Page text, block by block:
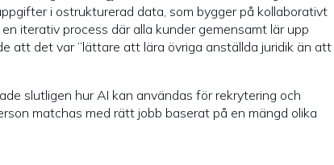
i ostrukturerad data, som bygger på kollaborativt
iterativ process där alla kunder gemensamt lär upp
att det var ”lättare att lära övriga anställda juridik än att
slutligen hur AI kan användas för rekrytering och
matchas med rätt jobb baserat på en mängd olika